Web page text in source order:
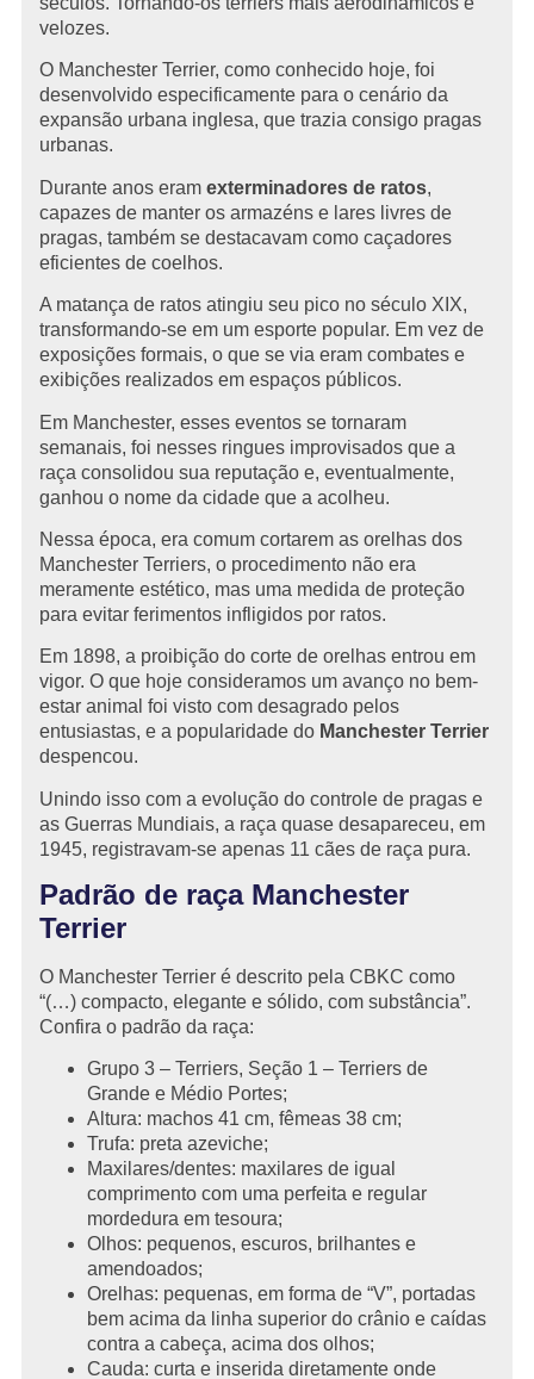
velozes.
O Manchester Terrier, como conhecido hoje, foi
desenvolvido especificamente para o cenário da
expansão urbana inglesa, que trazia consigo pragas
urbanas.
Durante anos eram exterminadores de ratos,
capazes de manter os armazéns e lares livres de
pragas, também se destacavam como caçadores
eficientes de coelhos.
A matança de ratos atingiu seu pico no século XIX,
transformando-se em um esporte popular. Em vez de
exposições formais, o que se via eram combates e
exibições realizados em espaços públicos.
Em Manchester, esses eventos se tornaram
semanais, foi nesses ringues improvisados que a
raça consolidou sua reputação e, eventualmente,
ganhou o nome da cidade que a acolheu.
Nessa época, era comum cortarem as orelhas dos
Manchester Terriers, o procedimento não era
meramente estético, mas uma medida de proteção
para evitar ferimentos infligidos por ratos.
Em 1898, a proibição do corte de orelhas entrou em
vigor. O que hoje consideramos um avanço no bem-
estar animal foi visto com desagrado pelos
entusiastas, e a popularidade doManchester Terrier
despencou.
Unindo isso com a evolução do controle de pragas e
as Guerras Mundiais, a raça quase desapareceu, em
1945, registravam-se apenas 11 cães de raça pura.
Padrão de raça Manchester
Terrier
O Manchester Terrier é descrito pela CBKC como
“(…) compacto, elegante e sólido, com substância”.
Confira o padrão da raça:
Grupo 3 – Terriers, Seção 1 – Terriers de
Grande e Médio Portes;
Altura: machos 41 cm, fêmeas 38 cm;
Trufa: preta azeviche;
Maxilares/dentes: maxilares de igual
comprimento com uma perfeita e regular
mordedura em tesoura;
Olhos: pequenos, escuros, brilhantes e
amendoados;
Orelhas: pequenas, em forma de “V”, portadas
bem acima da linha superior do crânio e caídas
contra a cabeça, acima dos olhos;
Cauda: curta e inserida diretamente onde